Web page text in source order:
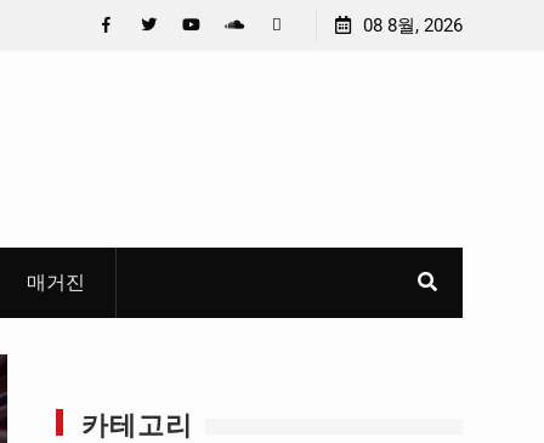
안호영 의원 , 전북 국도 · 국지도 예타 통과 촉구 , “6 차
08 8월, 2026
매거진
카테고리